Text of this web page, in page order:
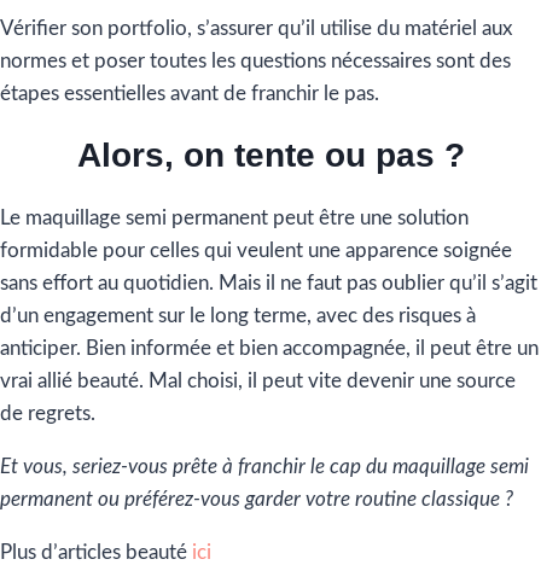
Vérifier son portfolio, s’assurer qu’il utilise du matériel aux
normes et poser toutes les questions nécessaires sont des
étapes essentielles avant de franchir le pas.
Alors, on tente ou pas ?
Le maquillage semi permanent peut être une solution
formidable pour celles qui veulent une apparence soignée
sans effort au quotidien. Mais il ne faut pas oublier qu’il s’agit
d’un engagement sur le long terme, avec des risques à
anticiper. Bien informée et bien accompagnée, il peut être un
vrai allié beauté. Mal choisi, il peut vite devenir une source
de regrets.
Et vous, seriez-vous prête à franchir le cap du maquillage semi
permanent ou préférez-vous garder votre routine classique ?
Plus d’articles beauté ici